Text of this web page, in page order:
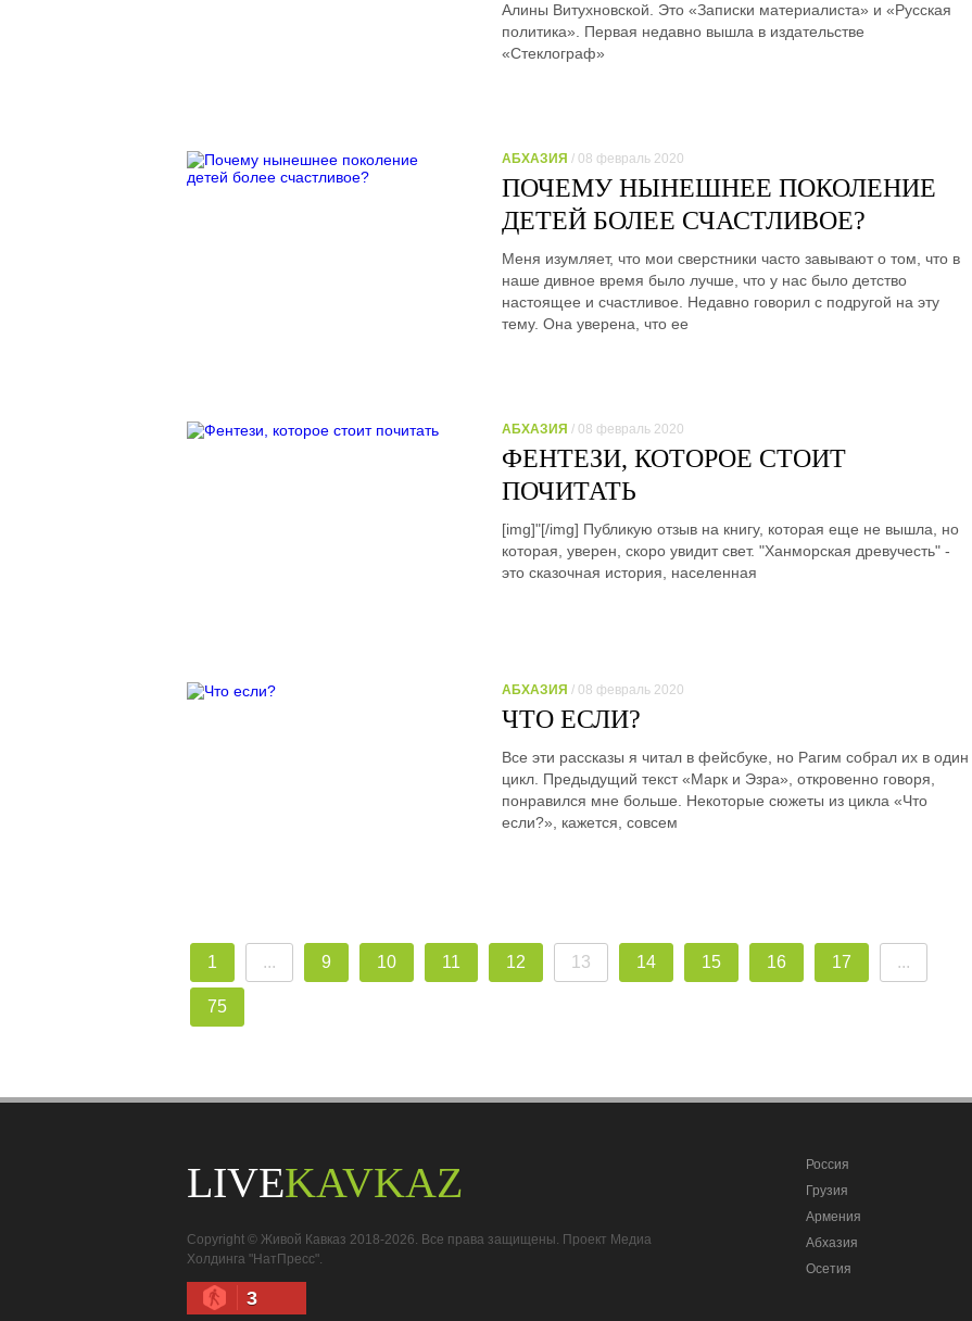
Алины Витухновской. Это «Записки материалиста» и «Русская
политика». Первая недавно вышла в издательстве
«Стеклограф»
АБХАЗИЯ / 08 февраль 2020
ПОЧЕМУ НЫНЕШНЕЕ ПОКОЛЕНИЕ
ДЕТЕЙ БОЛЕЕ СЧАСТЛИВОЕ?
Меня изумляет, что мои сверстники часто завывают о том, что в
наше дивное время было лучше, что у нас было детство
настоящее и счастливое. Недавно говорил с подругой на эту
тему. Она уверена, что ее
АБХАЗИЯ / 08 февраль 2020
ФЕНТЕЗИ, КОТОРОЕ СТОИТ
ПОЧИТАТЬ
[img]"[/img] Публикую отзыв на книгу, которая еще не вышла, но
которая, уверен, скоро увидит свет. "Ханморская древучесть" -
это сказочная история, населенная
АБХАЗИЯ / 08 февраль 2020
ЧТО ЕСЛИ?
Все эти рассказы я читал в фейсбуке, но Рагим собрал их в один
цикл. Предыдущий текст «Марк и Эзра», откровенно говоря,
понравился мне больше. Некоторые сюжеты из цикла «Что
если?», кажется, совсем
1 ... 9 10 11 12 13 14 15 16 17 ...
75
LIVEKAVKAZ
Copyright © Живой Кавказ 2018-2026. Все права защищены. Проект Медиа
Холдинга "НатПресс".
3
Россия
Грузия
Армения
Абхазия
Осетия